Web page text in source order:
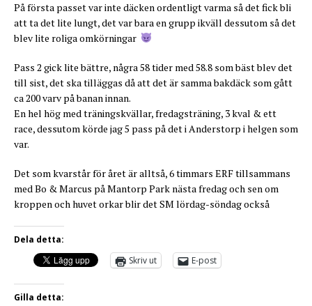
På första passet var inte däcken ordentligt varma så det fick bli
att ta det lite lungt, det var bara en grupp ikväll dessutom så det
blev lite roliga omkörningar
Pass 2 gick lite bättre, några 58 tider med 58.8 som bäst blev det
till sist, det ska tilläggas då att det är samma bakdäck som gått
ca 200 varv på banan innan.
En hel hög med träningskvällar, fredagsträning, 3 kval & ett
race, dessutom körde jag 5 pass på det i Anderstorp i helgen som
var.
Det som kvarstår för året är alltså, 6 timmars ERF tillsammans
med Bo & Marcus på Mantorp Park nästa fredag och sen om
kroppen och huvet orkar blir det SM lördag-söndag också
Dela detta:
Skriv ut
E-post
Gilla detta: